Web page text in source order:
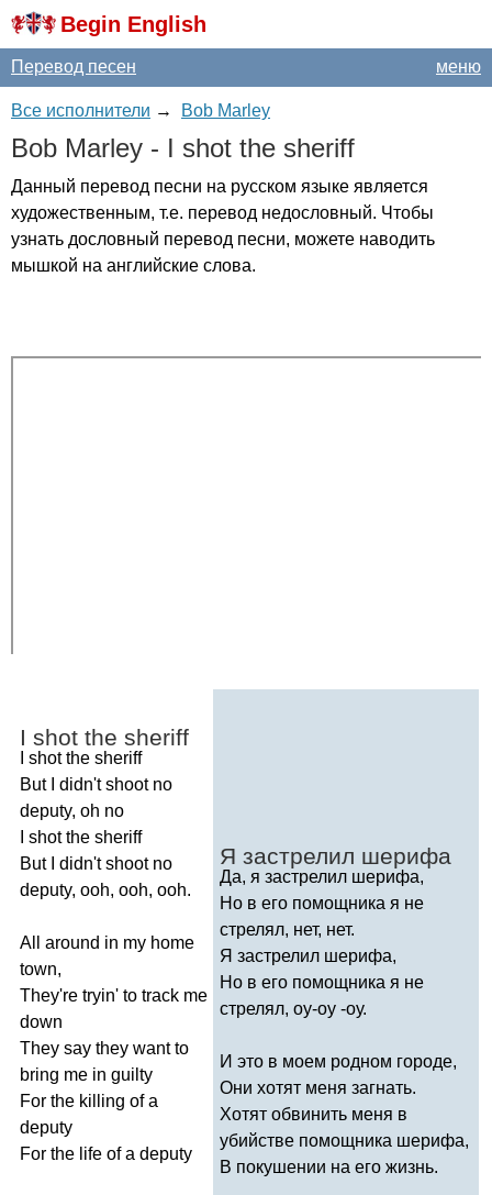
Begin English
меню
Перевод песен
Все исполнители → Bob Marley
Bob Marley - I shot the sheriff
Данный перевод песни на русском языке является
художественным, т.е. перевод недословный. Чтобы
узнать дословный перевод песни, можете наводить
мышкой на английские слова.
I shot the sheriff
shot the sheriff
But
didn't shoot no
deputy, oh no
shot the sheriff
But
didn't shoot no
deputy, ooh, ooh, ooh.
All around in my home
town,
They're tryin' to track me
down
They say they want to
bring me in guilty
For the killing of a
deputy
For the life of a deputy
Я застрелил шерифа
Да, я застрелил шерифа,
Но в его помощника я не
стрелял, нет, нет.
Я застрелил шерифа,
Но в его помощника я не
стрелял, оу-оу -оу.
И это в моем родном городе,
Они хотят меня загнать.
Хотят обвинить меня в
убийстве помощника шерифа,
В покушении на его жизнь.